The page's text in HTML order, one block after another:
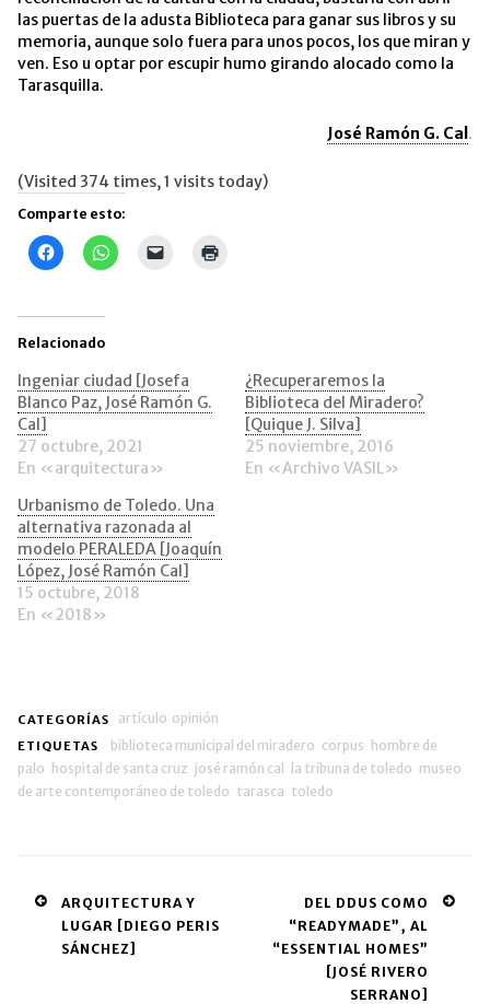
las puertas de la adusta Biblioteca para ganar sus libros y su
memoria, aunque solo fuera para unos pocos, los que miran y
ven. Eso u optar por escupir humo girando alocado como la
Tarasquilla.
José Ramón G. Cal .
(Visited 374 times, 1 visits today)
Comparte esto:
Haz
clic
Facebook
(Se
abre
una
ventana
nueva)
Haz
clic
una
ventana
nueva)
a
un
amigo
(Se
nueva)
Relacionado
Ingeniar ciudad [Josefa
Blanco Paz, José Ramón G.
Cal]
27 octubre, 2021
En «arquitectura»
¿Recuperaremos la
Biblioteca del Miradero?
[Quique J. Silva]
25 noviembre, 2016
En «Archivo VASIL»
Urbanismo de Toledo. Una
alternativa razonada al
modelo PERALEDA [Joaquín
López, José Ramón Cal]
15 octubre, 2018
En «2018»
CATEGORÍAS artículo opinión
ETIQUETAS biblioteca municipal del miradero corpus hombre de
palo hospital de santa cruz josé ramón cal la tribuna de toledo museo
de arte contemporáneo de toledo tarasca toledo
Post
navigation
ARQUITECTURA Y
LUGAR [DIEGO PERIS
SÁNCHEZ]
DEL DDUS COMO
“READYMADE”, AL
“ESSENTIAL HOMES”
[JOSÉ RIVERO
SERRANO]